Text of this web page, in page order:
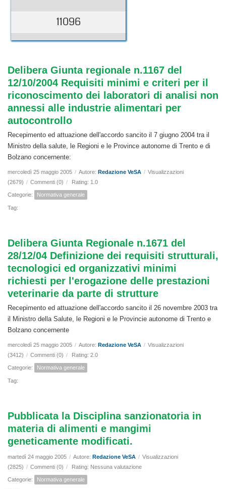
11096
Delibera Giunta regionale n.1167 del
12/10/2004 Requisiti minimi e criteri per il
riconoscimento dei laboratori di analisi non
annessi alle industrie alimentari per
autocontrollo
Recepimento ed attuazione dell'accordo sancito il 7 giugno 2004 tra il
Ministro della salute, le Regioni e le Province autonome di Trento e di
Bolzano concernente:
mercoledì 25 maggio 2005 / Autore: Redazione VeSA / Visualizzazioni
(2679) / Commenti (0) / Rating: 1.0
Categorie: Normativa generale
Tag:
Delibera Giunta Regionale n.1671 del
28/12/04 Definizione dei requisiti strutturali,
tecnologici ed organizzativi minimi
richiesti per l'erogazione delle prestazioni
veterinarie da parte di strutture
Recepimento ed attuazione dell'accordo sancito il 26 novembre 2003 tra
il Ministro della Salute, le Regioni e le Provincie autonome di Trento e
Bolzano concernente
mercoledì 25 maggio 2005 / Autore: Redazione VeSA / Visualizzazioni
(3412) / Commenti (0) / Rating: 2.0
Categorie: Normativa generale
Tag:
Pubblicata la Disciplina sanzionatoria in
materia di alimenti e mangimi
geneticamente modificati.
martedì 24 maggio 2005 / Autore: Redazione VeSA / Visualizzazioni
(2825) / Commenti (0) / Rating: Nessuna valutazione
Categorie: Normativa generale